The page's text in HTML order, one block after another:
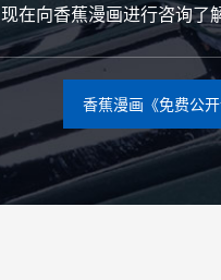
现在向香蕉漫画进行咨询了
香蕉漫画《免费公开